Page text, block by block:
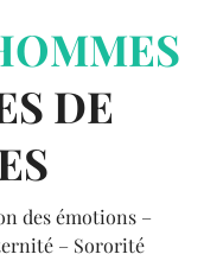
DE
des émotions –
– Sororité